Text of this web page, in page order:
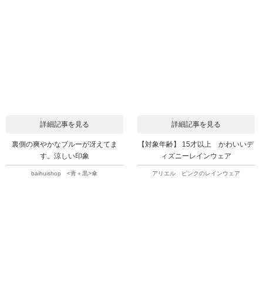
詳細記事を見る
裏側の爽やかなブルーが冴えてま
す。涼しい印象
baihuishop <青＋黒>傘
詳細記事を見る
【対象年齢】 15才以上 かわいいデ
ィズニーレインウェア
アリエル ピンクのレインウェア